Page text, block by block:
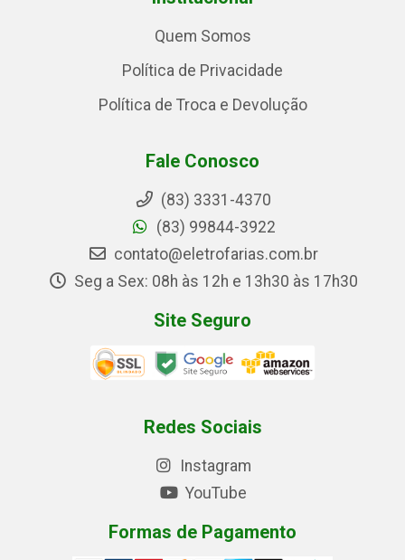
Quem Somos
Política de Privacidade
Política de Troca e Devolução
Fale Conosco
(83) 3331-4370
(83) 99844-3922
contato@eletrofarias.com.br
Seg a Sex: 08h às 12h e 13h30 às 17h30
Site Seguro
Redes Sociais
Instagram
YouTube
Formas de Pagamento